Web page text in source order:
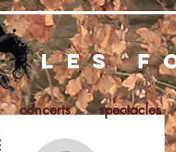
concerts spectacles
les